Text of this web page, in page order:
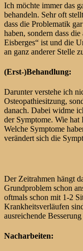
Ich möchte immer das
behandeln. Sehr oft
dass die Problematik
haben, sondern dass
Eisberges“ ist und die
an ganz anderer Stelle
(Erst-)Behandlung:
Darunter verstehe ich
Osteopathiesitzung,
danach. Dabei widme
der Symptome. Wie hat
Welche Symptome
verändert sich die
Der Zeitrahmen hängt
Grundproblem schon
oftmals schon mit 1-2
Krankheitsverläufen
ausreichende
Nacharbeiten: